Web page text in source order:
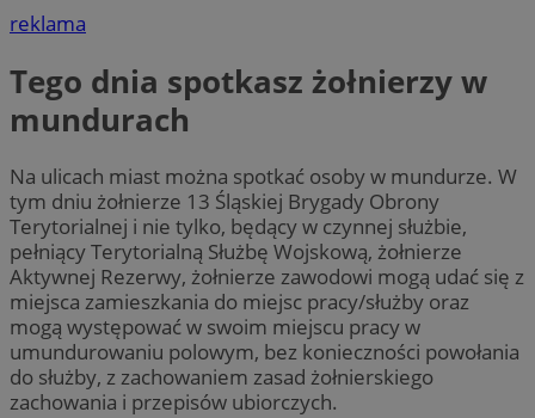
reklama
Tego dnia spotkasz żołnierzy w
mundurach
Na ulicach miast można spotkać osoby w mundurze. W
tym dniu żołnierze 13 Śląskiej Brygady Obrony
Terytorialnej i nie tylko, będący w czynnej służbie,
pełniący Terytorialną Służbę Wojskową, żołnierze
Aktywnej Rezerwy, żołnierze zawodowi mogą udać się z
miejsca zamieszkania do miejsc pracy/służby oraz
mogą występować w swoim miejscu pracy w
umundurowaniu polowym, bez konieczności powołania
do służby, z zachowaniem zasad żołnierskiego
zachowania i przepisów ubiorczych.